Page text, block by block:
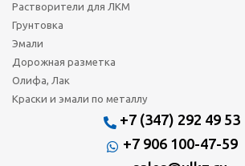
Растворители для ЛКМ
Грунтовка
Эмали
Дорожная разметка
Олифа, Лак
Краски и эмали по металлу
+7 (347) 292 49 53
+7 906 100-47-59